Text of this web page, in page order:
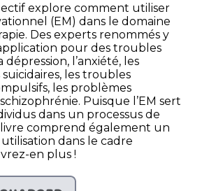
explore comment utiliser
(EM) dans le domaine
Des experts renommés y
pour des troubles
dépression, l’anxiété, les
les troubles
les problèmes
Puisque l’EM sert
dans un processus de
comprend également un
dans le cadre
en plus !